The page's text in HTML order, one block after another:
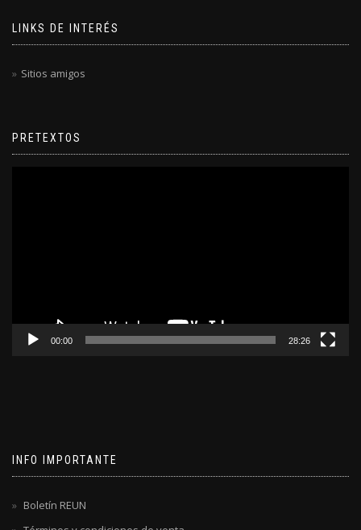
LINKS DE INTERÉS
Sitios amigos
PRETEXTOS
00:00 28:26
INFO IMPORTANTE
Boletín REUN